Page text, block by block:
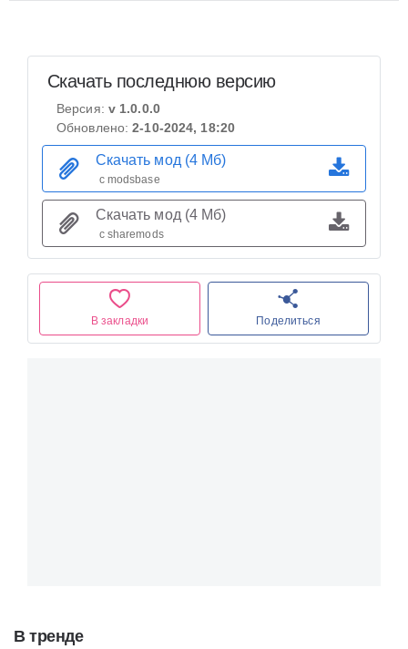
В закладки Поделиться
Скачать последнюю версию
Версия: v 1.0.0.0
Обновлено:2-10-2024, 18:20
Скачать мод (4 Мб)
с modsbase
Скачать мод (4 Мб)
с sharemods
В тренде